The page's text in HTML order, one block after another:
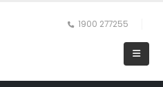
1900 277255